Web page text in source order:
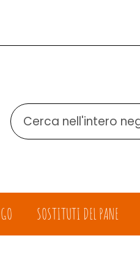
Cerca
Prodotto
SOSTITUTI DEL PANE